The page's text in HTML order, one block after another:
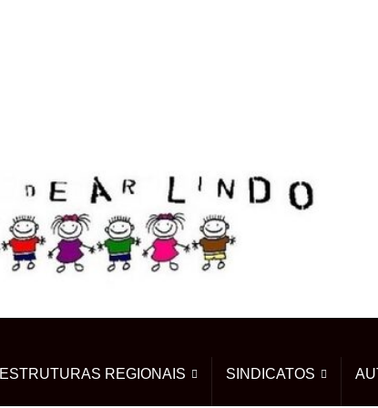
ESTRUTURAS REGIONAIS SINDICATOS